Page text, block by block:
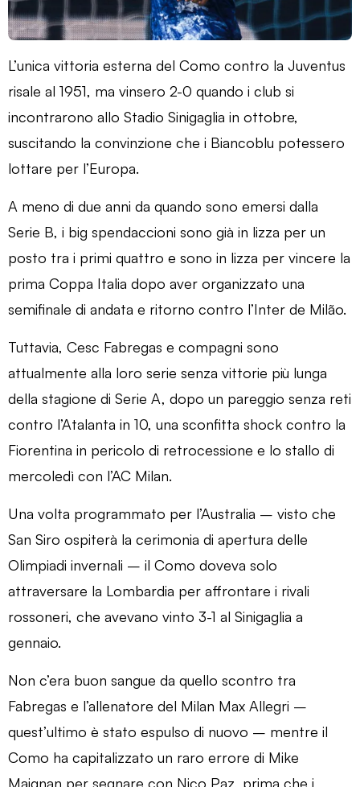
L’unica vittoria esterna del Como contro la Juventus
risale al 1951, ma vinsero 2-0 quando i club si
incontrarono allo Stadio Sinigaglia in ottobre,
suscitando la convinzione che i Biancoblu potessero
lottare per l’Europa.
A meno di due anni da quando sono emersi dalla
Serie B, i big spendaccioni sono già in lizza per un
posto tra i primi quattro e sono in lizza per vincere la
prima Coppa Italia dopo aver organizzato una
semifinale di andata e ritorno contro l’Inter de Milão.
Tuttavia, Cesc Fabregas e compagni sono
attualmente alla loro serie senza vittorie più lunga
della stagione di Serie A, dopo un pareggio senza reti
contro l’Atalanta in 10, una sconfitta shock contro la
Fiorentina in pericolo di retrocessione e lo stallo di
mercoledì con l’AC Milan.
Una volta programmato per l’Australia – visto che
San Siro ospiterà la cerimonia di apertura delle
Olimpiadi invernali – il Como doveva solo
attraversare la Lombardia per affrontare i rivali
rossoneri, che avevano vinto 3-1 al Sinigaglia a
gennaio.
Non c’era buon sangue da quello scontro tra
Fabregas e l’allenatore del Milan Max Allegri –
quest’ultimo è stato espulso di nuovo – mentre il
Como ha capitalizzato un raro errore di Mike
Maignan per segnare con Nico Paz, prima che i